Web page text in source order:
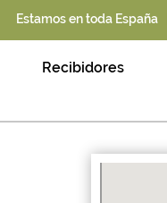
Estamos en toda España
Recibidores